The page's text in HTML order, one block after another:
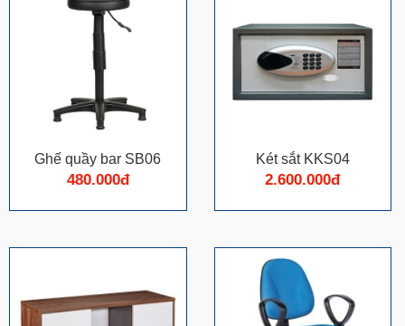
Ghế quầy bar SB06
480.000đ
Két sắt KKS04
2.600.000đ